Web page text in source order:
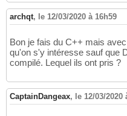
archqt, le 12/03/2020 à 16h59
Bon je fais du C++ mais
qu'on s'y intéresse sauf que
compilé. Lequel ils ont pris ?
CaptainDangeax, le 12/03/2020